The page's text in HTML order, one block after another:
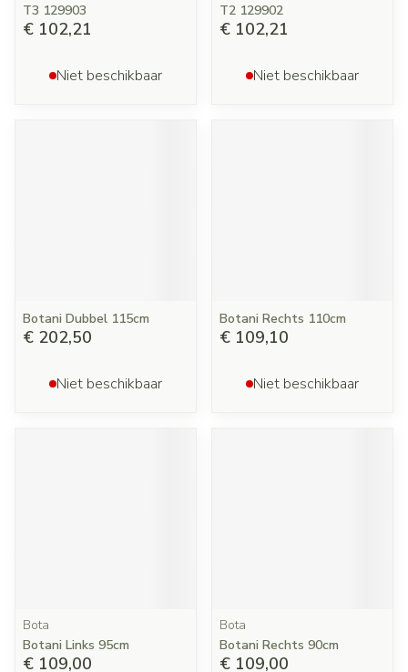
T3 129903
€ 102,21
Niet beschikbaar
T2 129902
€ 102,21
Niet beschikbaar
Botani Dubbel 115cm
€ 202,50
Niet beschikbaar
Botani Rechts 110cm
€ 109,10
Niet beschikbaar
Bota
Botani Links 95cm
€ 109,00
Bota
Botani Rechts 90cm
€ 109,00